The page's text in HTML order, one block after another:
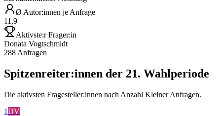
Ø Autor:innen je Anfrage
11,9
Aktivste:r Frager:in
Donata Vogtschmidt
288 Anfragen
Spitzenreiter:innen der 21. Wahlperiode
Die aktivsten Fragesteller:innen nach Anzahl Kleiner Anfragen.
1DV